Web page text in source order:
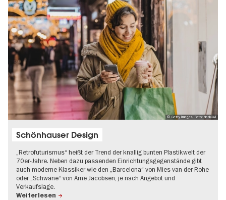
© Getty Images, Foto: blackCAT
Schönhauser Design
„Retrofuturismus“ heißt der Trend der knallig bunten Plastikwelt der
70er-Jahre. Neben dazu passenden Einrichtungsgegenstände gibt
auch moderne Klassiker wie den „Barcelona“ von Mies van der Rohe
oder „Schwäne“ von Arne Jacobsen, je nach Angebot und
Verkaufslage.
Weiterlesen